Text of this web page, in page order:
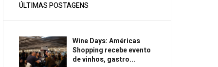
ÚLTIMAS POSTAGENS
Wine Days: Américas
Shopping recebe evento
de vinhos, gastro...